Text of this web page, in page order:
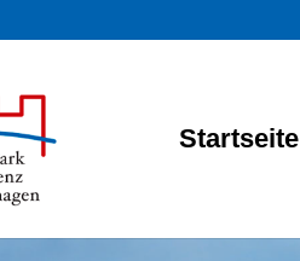
Startseite